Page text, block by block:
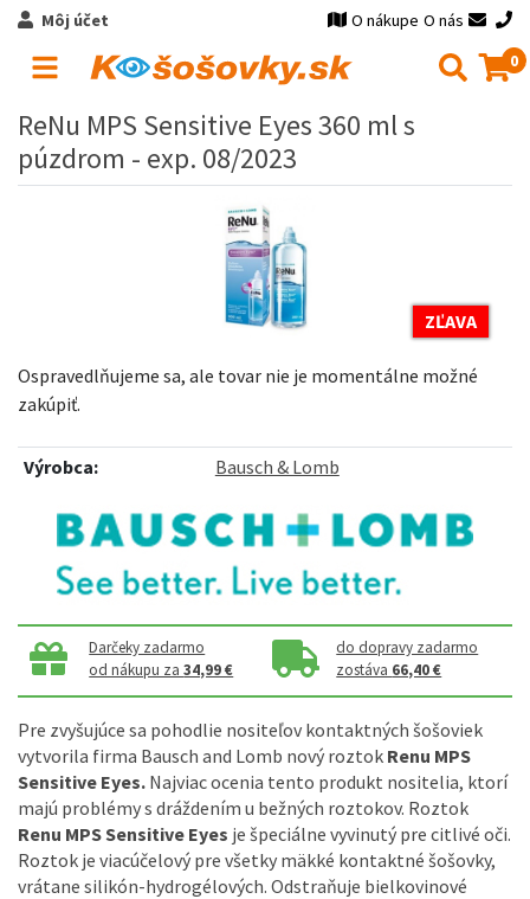
Môj účet O nákupe O nás
0
ReNu MPS Sensitive Eyes 360 ml s
púzdrom - exp. 08/2023
ZĽAVA
Ospravedlňujeme sa, ale tovar nie je momentálne možné
zakúpiť.
Výrobca: Bausch & Lomb
Darčeky zadarmo
od nákupu za34,99 €
do dopravy zadarmo
zostáva 66,40 €
Pre zvyšujúce sa pohodlie nositeľov kontaktných šošoviek
vytvorila firma Bausch and Lomb nový roztok Renu MPS
Sensitive Eyes. Najviacocenia tento produkt nositelia, ktorí
majú problémy s dráždením u bežných roztokov. Roztok
Renu MPSSensitive Eyes je špeciálne vyvinutý pre citlivé oči.
Roztok je viacúčelový pre všetky mäkké kontaktné šošovky,
vrátane silikón-hydrogélových. Odstraňuje bielkovinové